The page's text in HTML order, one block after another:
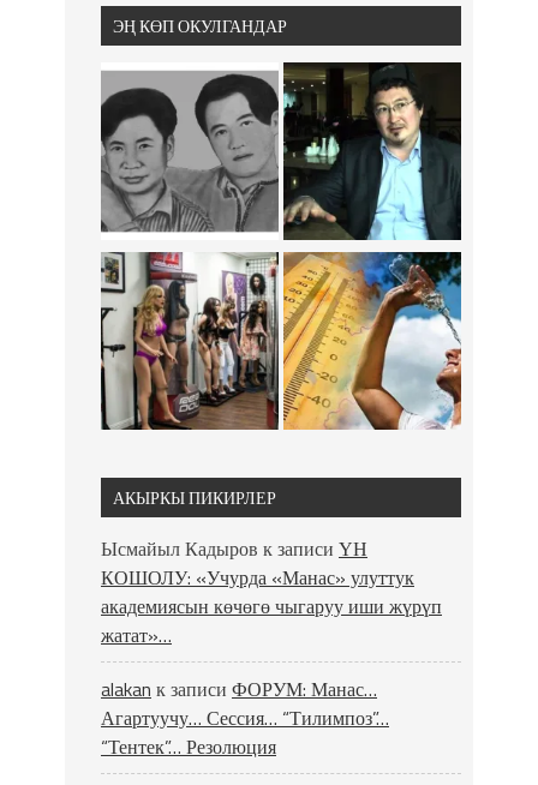
ЭҢ КӨП ОКУЛГАНДАР
АКЫРКЫ ПИКИРЛЕР
Ысмайыл Кадыров к записи ҮН
КОШОЛУ: «Учурда «Манас» улуттук
академиясын көчөгө чыгаруу иши жүрүп
жатат»…
alakan к записи ФОРУМ: Манас…
Агартуучу… Сессия… “Тилимпоз”…
“Тентек”… Резолюция